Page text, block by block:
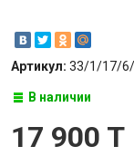
Артикул: 33/1/17/6/
В наличии
17 900 T